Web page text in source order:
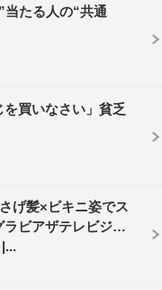
当たる人の“共通
を買いなさい」貧乏
げ髪×ビキニ姿でス
ビアザテレビジョ